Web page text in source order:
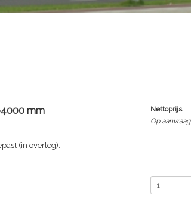
mm
(in overleg).
Nettoprijs
Op aanvraag